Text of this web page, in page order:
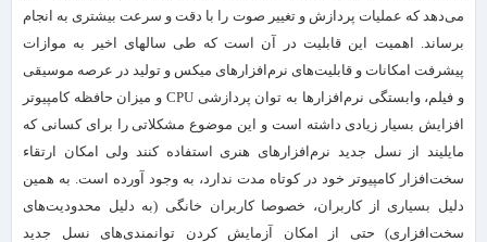
می‌دهد که عملیات پردازش و تغییر صوت را با دقت و سرعت بیشتری به انجام
برساند. اهمیت این قابلیت در آن است که طی سالهای اخیر به موازات
پیشرفت امکانات و قابلیت‌های نرم‌افزارهای میکس و تولید در عرصه موسیقی
و فیلم، وابستگی نرم‌افزارها به توان پردازشی CPU و میزان حافظه کامپیوتر
افزایش بسیار زیادی داشته است و این موضوع مشکلاتی را برای کسانی که
مایلیند از نسل جدید نرم‌افزارهای هنری استفاده کنند ولی امکان ارتقاء
سخت‌افزار کامپیوتر خود در کوتاه مدت ندارد، به وجود آورده است. به همین
دلیل بسیاری از کاربران، خصوصا کاربران خانگی (به دلیل محدودیت‌های
سخت‌افزاری) حتی از امکان آزمایش کردن توانمندی‌های نسل جدید